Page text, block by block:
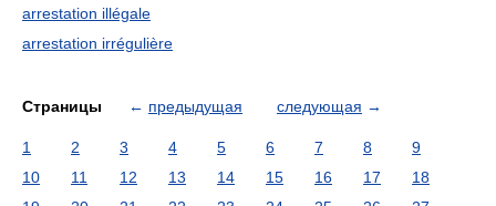
arrestation illégale
arrestation irrégulière
Страницы ← предыдущая следующая →
1 2 3 4 5 6 7 8
9
10
11 12 13 14 15 16 17
18